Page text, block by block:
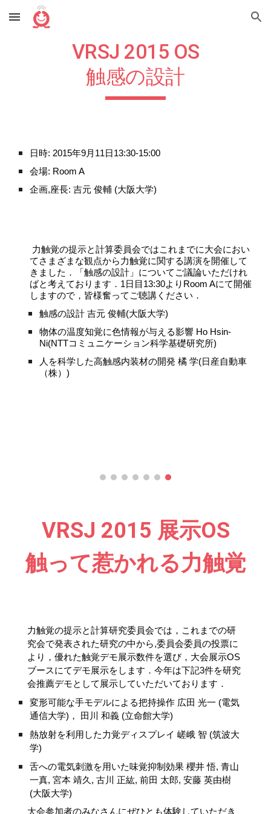
Skip to main content Skip to navigation
VRSJ 201 5 OS
触感の設計
日時: 2015年9月11日13:30-15:00
会場: Room A
企画,座長: 吉元 俊輔 (大阪大学)
てさまざまな観点から力触覚に関する講演を開催して
きました．「触感の設計 」についてご議論いただけれ
ばと考えております．1日目13:30よりRoom Aにて開催
しますので，皆様奮ってご聴講ください．
触感の設計 吉元 俊輔(大阪大学)
物体の温度知覚に色情報が与える影響 Ho Hsin-
Ni(NTTコミュニケーション科学基礎研究所)
人を科学した高触感内装材の開発 橘 学(日産自動車
（株）)
VRSJ 201 5 展示OS
触って惹かれる力触覚
力触覚の提示と計算研究委員会では，これまでの研
究会で発表された研究の中から,委員会委員の投票に
より，優れた触覚デモ展示数件を選び，大会展示OS
ブースにてデモ展示をします．今年は下記3件を研究
会推薦デモとして展示していただいております．
変形可能な手モデルによる把持操作 広田 光一 (電気
通信大学)， 田川 和義 (立命館大学)
熱放射を利用した力覚ディスプレイ 嵯峨 智 (筑波大
学)
舌への電気刺激を用いた味覚抑制効果 櫻井 悟, 青山
一真, 宮本 靖久, 古川 正紘, 前田 太郎, 安藤 英由樹
(大阪大学)
大会参加者のみなさんにぜひとも体験していただき